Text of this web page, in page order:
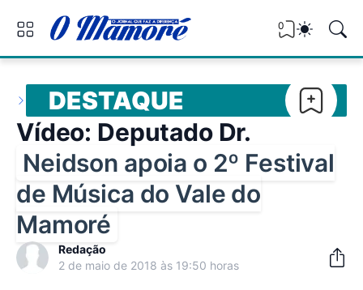
0
DESTAQUE
Vídeo: Deputado Dr.
Neidson apoia o 2º Festival
de Música do Vale do
Mamoré
Redação
2 de maio de 2018 às 19:50 horas